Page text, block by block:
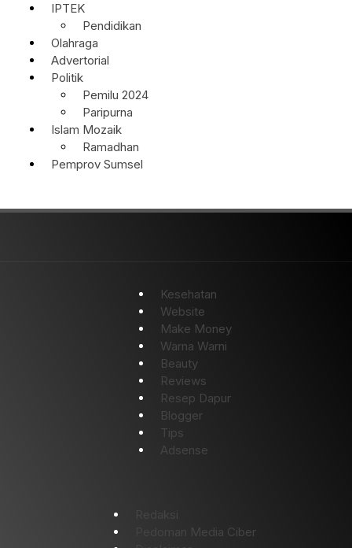
IPTEK
Pendidikan
Olahraga
Advertorial
Politik
Pemilu 2024
Paripurna
Islam Mozaik
Ramadhan
Pemprov Sumsel
Kesehatan
Website
Make Money
Warna Warni
Beauty
Reviews
Resep Dapur
Blogger
Tips
Adsense
Redaksi
Pedoman Media Ciber